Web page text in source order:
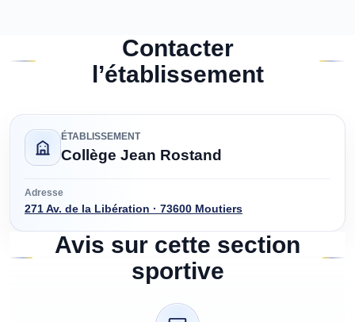
Contacter
l’établissement
ÉTABLISSEMENT
Collège Jean Rostand
Adresse
271 Av. de la Libération · 73600 Moutiers
Avis sur cette section
sportive